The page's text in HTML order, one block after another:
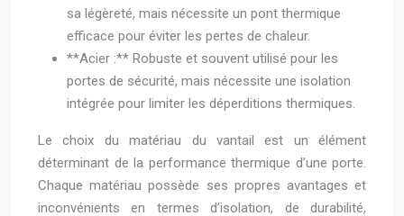
sa légèreté, mais nécessite un pont thermique
efficace pour éviter les pertes de chaleur.
**Acier :** Robuste et souvent utilisé pour les
portes de sécurité, mais nécessite une isolation
intégrée pour limiter les déperditions thermiques.
Le choix du matériau du vantail est un élément
déterminant de la performance thermique d’une porte.
Chaque matériau possède ses propres avantages et
inconvénients en termes d’isolation, de durabilité,